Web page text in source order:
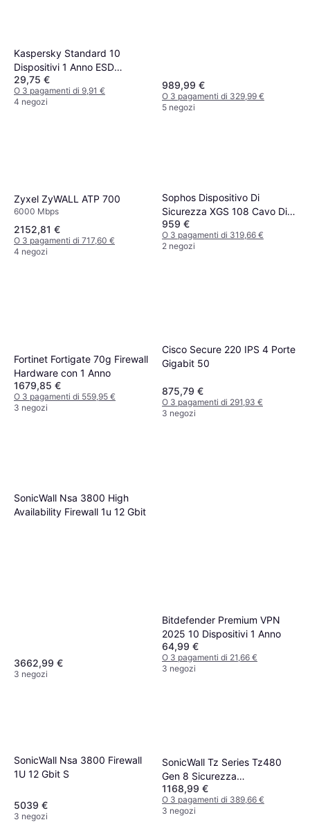
Kaspersky Standard 10
Dispositivi 1 Anno ESD
(Download)
29,75 €
O 3 pagamenti di 9,91 €
4 negozi
989,99 €
O 3 pagamenti di 329,99 €
5 negozi
Zyxel ZyWALL ATP 700
6000 Mbps
2152,81 €
O 3 pagamenti di 717,60 €
4 negozi
Sophos Dispositivo Di
Sicurezza XGS 108 Cavo Di
Alimentazione UE
959 €
O 3 pagamenti di 319,66 €
2 negozi
Fortinet Fortigate 70g Firewall
Hardware con 1 Anno
1679,85 €
O 3 pagamenti di 559,95 €
3 negozi
Cisco Secure 220 IPS 4 Porte
Gigabit 50
875,79 €
O 3 pagamenti di 291,93 €
3 negozi
SonicWall Nsa 3800 High
Availability Firewall 1u 12 Gbit
3662,99 €
3 negozi
Bitdefender Premium VPN
2025 10 Dispositivi 1 Anno
64,99 €
O 3 pagamenti di 21,66 €
3 negozi
SonicWall Nsa 3800 Firewall
1U 12 Gbit S
5039 €
3 negozi
SonicWall Tz Series Tz480
Gen 8 Sicurezza
Apparecchiatura
1168,99 €
O 3 pagamenti di 389,66 €
3 negozi